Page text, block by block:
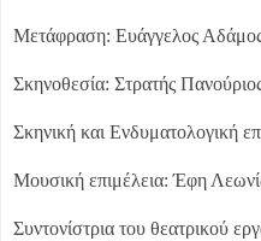
Μετάφραση: Ευάγγελος
Σκηνοθεσία: Στρατής
Σκηνική και Ενδυματολογική
Μουσική επιμέλεια: Έφη
Συντονίστρια του θεατρικού